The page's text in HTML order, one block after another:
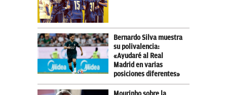
Bernardo Silva muestra
su polivalencia:
«Ayudaré al Real
Madrid en varias
posiciones diferentes»